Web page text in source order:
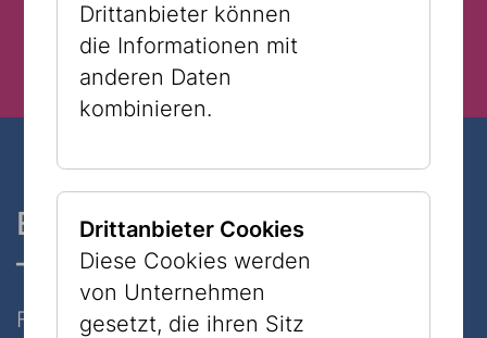
Ein Museum, zwei Standorte
– nur 7 Minuten zu Fuß
Folgen Sie uns auf Social Media
Drittanbieter können
die Informationen mit
anderen Daten
kombinieren.
Drittanbieter Cookies
Diese Cookies werden
von Unternehmen
gesetzt, die ihren Sitz